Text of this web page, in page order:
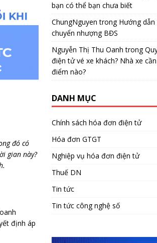
đó có
gian này?
định áp
bạn có thể bạn chưa biết
ChungNguyen trong Hướng
chuyển nhượng BĐS
Nguyễn Thị Thu Oanh trong
điện tử vé xe khách? Nhà xe
điểm nào?
DANH MỤC
Chính sách hóa đơn điện tử
Hóa đơn GTGT
Nghiệp vụ hóa đơn điện tử
Thuế DN
Tin tức
Tin tức công nghệ số